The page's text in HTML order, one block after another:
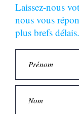
Laissez-nous
nous vous
plus brefs délais.